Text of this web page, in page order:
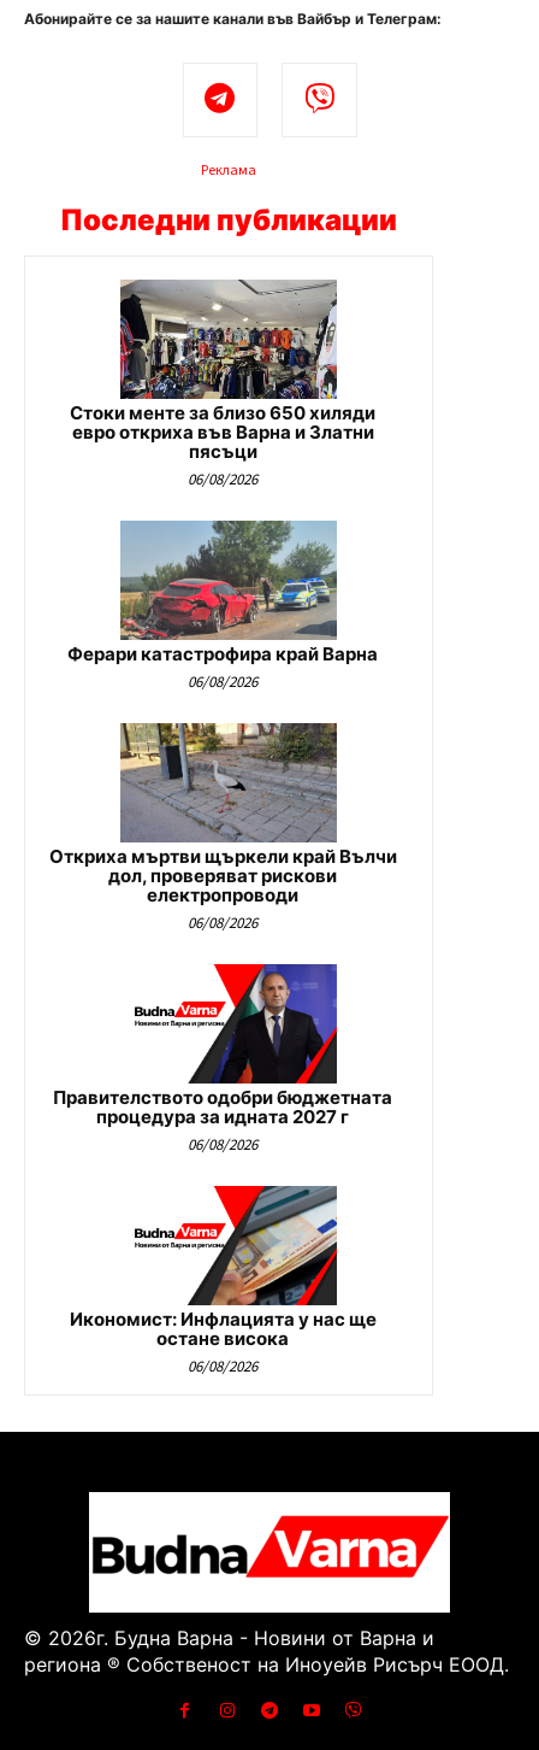
Абонирайте се за нашите канали във Вайбър и Телеграм:
Реклама
Последни публикации
Стоки менте за близо 650 хиляди
евро откриха във Варна и Златни
пясъци
06/08/2026
Ферари катастрофира край Варна
06/08/2026
Откриха мъртви щъркели край Вълчи
дол, проверяват рискови
електропроводи
06/08/2026
Правителството одобри бюджетната
процедура за идната 2027 г
06/08/2026
Икономист: Инфлацията у нас ще
остане висока
06/08/2026
© 2026г. Будна Варна - Новини от Варна и
региона ® Собственост на Иноуейв Рисърч ЕООД.